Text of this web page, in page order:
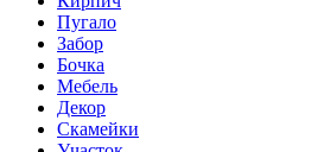
Пугало
Забор
Бочка
Мебель
Декор
Скамейки